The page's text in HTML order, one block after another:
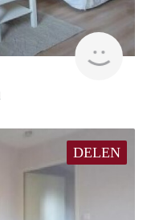
DELEN